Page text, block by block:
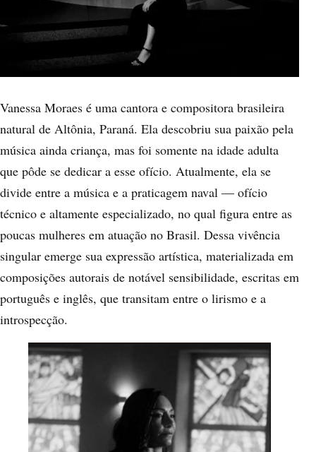
Vanessa Moraes é uma cantora e compositora brasileira
natural de Altônia, Paraná. Ela descobriu sua paixão pela
música ainda criança, mas foi somente na idade adulta
que pôde se dedicar a esse ofício. Atualmente, ela se
divide entre a música e a praticagem naval — ofício
técnico e altamente especializado, no qual figura entre as
poucas mulheres em atuação no Brasil. Dessa vivência
singular emerge sua expressão artística, materializada em
composições autorais de notável sensibilidade, escritas em
português e inglês, que transitam entre o lirismo e a
introspecção.